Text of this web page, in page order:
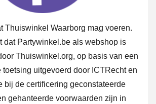
Thuiswinkel Waarborg mag voeren.
dat Partywinkel.be als webshop is
Thuiswinkel.org, op basis van een
uitgevoerd door ICTRecht en
bij de certificering geconstateerde
gehanteerde voorwaarden zijn in